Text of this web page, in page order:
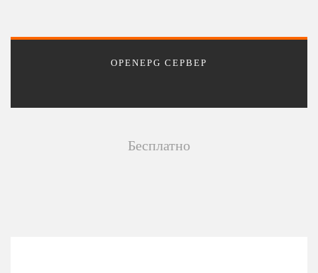
OPENEPG СЕРВЕР
Бесплатно